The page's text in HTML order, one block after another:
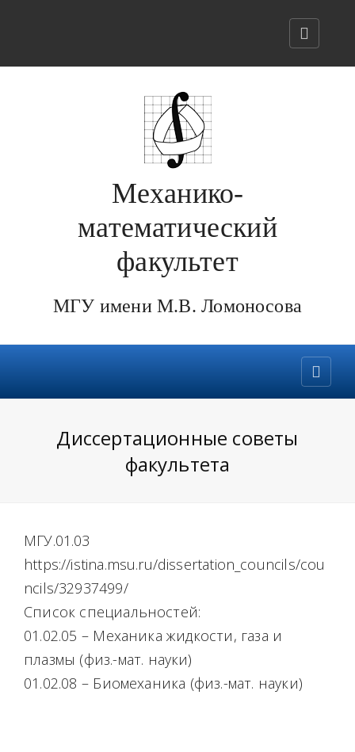
Механико-
математический
факультет
МГУ имени М.В. Ломоносова
Диссертационные советы
факультета
МГУ.01.03
https://istina.msu.ru/dissertation_councils/cou
ncils/32937499/
Список специальностей:
01.02.05 – Механика жидкости, газа и
плазмы (физ.-мат. науки)
01.02.08 – Биомеханика (физ.-мат. науки)